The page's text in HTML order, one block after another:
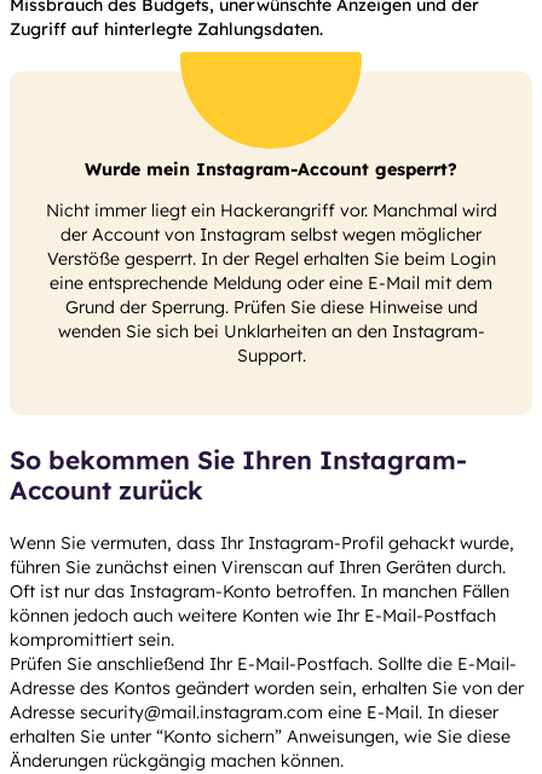
Missbrauch des Budgets, unerwünschte Anzeigen und der
Zugriff auf hinterlegte Zahlungsdaten.
Wurde mein Instagram-Account gesperrt?
Nicht immer liegt ein Hackerangriff vor. Manchmal wird
der Account von Instagram selbst wegen möglicher
Verstöße gesperrt. In der Regel erhalten Sie beim Login
eine entsprechende Meldung oder eine E-Mail mit dem
Grund der Sperrung. Prüfen Sie diese Hinweise und
wenden Sie sich bei Unklarheiten an den Instagram-
Support.
So bekommen Sie Ihren Instagram-
Account zurück
Wenn Sie vermuten, dass Ihr Instagram-Profil gehackt wurde,
führen Sie zunächst einen Virenscan auf Ihren Geräten durch.
Oft ist nur das Instagram-Konto betroffen. In manchen Fällen
können jedoch auch weitere Konten wie Ihr E-Mail-Postfach
kompromittiert sein.
Prüfen Sie anschließend Ihr E-Mail-Postfach. Sollte die E-Mail-
Adresse des Kontos geändert worden sein, erhalten Sie von der
Adresse security@mail.instagram.com eine E-Mail. In dieser
erhalten Sie unter “Konto sichern” Anweisungen, wie Sie diese
Änderungen rückgängig machen können.